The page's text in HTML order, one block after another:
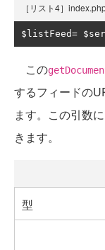
［リスト4］
$listFeed=
この
するフィードの
ます。この引数
きます。
型